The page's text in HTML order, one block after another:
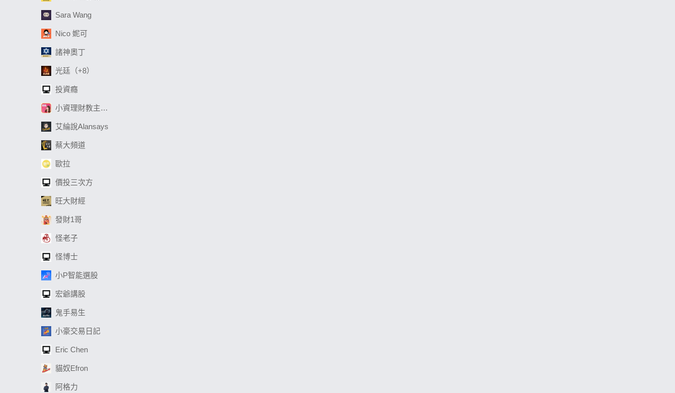
Sara Wang
Nico 妮可
諸神奧丁
光廷（+8）
投資癮
小資理財教主Dr. Selena
艾綸說Alansays
蔡大頻道
歐拉
價投三次方
旺大財經
發財1哥
怪老子
怪博士
小P智能選股
宏爺講股
鬼手易生
小豪交易日記
Eric Chen
貓奴Efron
阿格力